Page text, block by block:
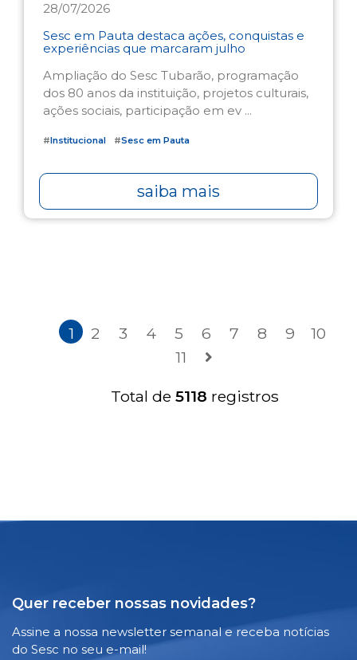
28/07/2026
Sesc em Pauta destaca ações, conquistas e
experiências que marcaram julho
Ampliação do Sesc Tubarão, programação
dos 80 anos da instituição, projetos culturais,
ações sociais, participação em ev ...
#Institucional #Sesc em Pauta
saiba mais
1 2 3 4 5 6 7 8 9
10
11
Total de 5118 registros
Quer receber nossas novidades?
Assine a nossa newsletter semanal e receba notícias
do Sesc no seu e-mail!